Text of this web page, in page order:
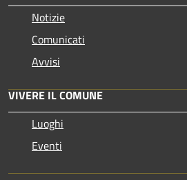
Notizie
Comunicati
Avvisi
VIVERE IL COMUNE
Luoghi
Eventi